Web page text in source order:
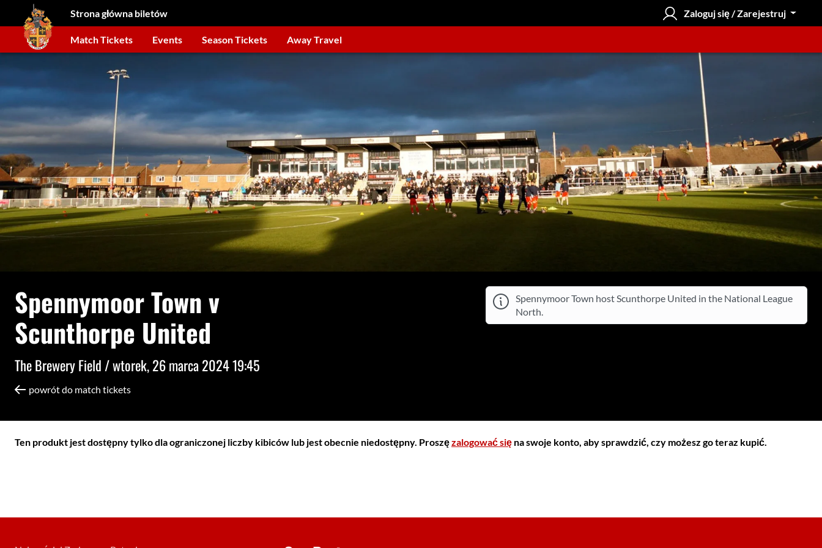
Strona główna biletów Zaloguj się / Zarejestruj
Match Tickets Events Season Tickets Away Travel
Spennymoor Town v
Scunthorpe United
The Brewery Field /wtorek, 26 marca 2024 19:45
powrót do match tickets
Spennymoor Town host Scunthorpe United in the National League
North.
Ten produkt jest dostępny tylko dla ograniczonej liczby kibiców lub jest obecnie niedostępny. Proszęzalogować się na swoje konto, aby sprawdzić, czy możesz go teraz kupić.